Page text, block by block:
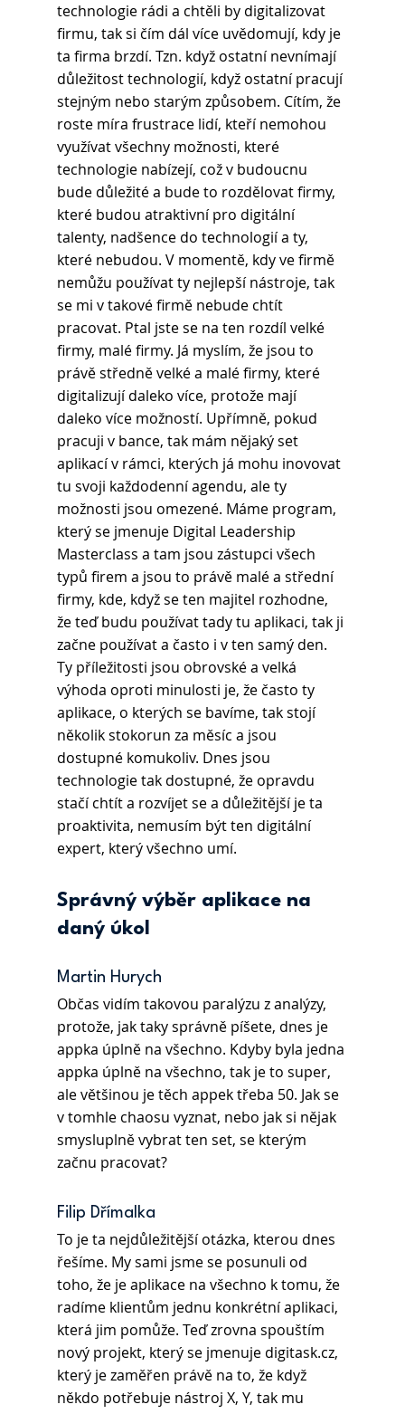
technologie rádi a chtěli by digitalizovat
firmu, tak si čím dál více uvědomují, kdy je
ta firma brzdí. Tzn. když ostatní nevnímají
důležitost technologií, když ostatní pracují
stejným nebo starým způsobem. Cítím, že
roste míra frustrace lidí, kteří nemohou
využívat všechny možnosti, které
technologie nabízejí, což v budoucnu
bude důležité a bude to rozdělovat firmy,
které budou atraktivní pro digitální
talenty, nadšence do technologií a ty,
které nebudou. V momentě, kdy ve firmě
nemůžu používat ty nejlepší nástroje, tak
se mi v takové firmě nebude chtít
pracovat. Ptal jste se na ten rozdíl velké
firmy, malé firmy. Já myslím, že jsou to
právě středně velké a malé firmy, které
digitalizují daleko více, protože mají
daleko více možností. Upřímně, pokud
pracuji v bance, tak mám nějaký set
aplikací v rámci, kterých já mohu inovovat
tu svoji každodenní agendu, ale ty
možnosti jsou omezené. Máme program,
který se jmenuje Digital Leadership
Masterclass a tam jsou zástupci všech
typů firem a jsou to právě malé a střední
firmy, kde, když se ten majitel rozhodne,
že teď budu používat tady tu aplikaci, tak ji
začne používat a často i v ten samý den.
Ty příležitosti jsou obrovské a velká
výhoda oproti minulosti je, že často ty
aplikace, o kterých se bavíme, tak stojí
několik stokorun za měsíc a jsou
dostupné komukoliv. Dnes jsou
technologie tak dostupné, že opravdu
stačí chtít a rozvíjet se a důležitější je ta
proaktivita, nemusím být ten digitální
expert, který všechno umí.
Správný výběr aplikace na
daný úkol
Martin Hurych
Občas vidím takovou paralýzu z analýzy,
protože, jak taky správně píšete, dnes je
appka úplně na všechno. Kdyby byla jedna
appka úplně na všechno, tak je to super,
ale většinou je těch appek třeba 50. Jak se
v tomhle chaosu vyznat, nebo jak si nějak
smysluplně vybrat ten set, se kterým
začnu pracovat?
Filip Dřímalka
To je ta nejdůležitější otázka, kterou dnes
řešíme. My sami jsme se posunuli od
toho, že je aplikace na všechno k tomu, že
radíme klientům jednu konkrétní aplikaci,
která jim pomůže. Teď zrovna spouštím
nový projekt, který se jmenuje digitask.cz,
který je zaměřen právě na to, že když
někdo potřebuje nástroj X, Y, tak mu